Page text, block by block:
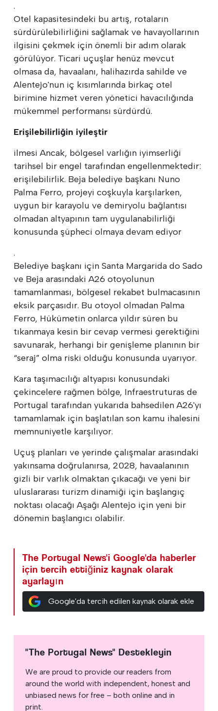
.
Otel kapasitesindeki bu artış, rotaların
sürdürülebilirliğini sağlamak ve havayollarının
ilgisini çekmek için önemli bir adım olarak
görülüyor. Ticari uçuşlar henüz mevcut
olmasa da, havaalanı, halihazırda sahilde ve
Alentejo'nun iç kısımlarında birkaç otel
birimine hizmet veren yönetici havacılığında
mükemmel performansı sürdürdü.
Erişilebilirliğin iyileştir
ilmesi Ancak, bölgesel varlığın iyimserliği
tarihsel bir engel tarafından engellenmektedir:
erişilebilirlik. Beja belediye başkanı Nuno
Palma Ferro, projeyi coşkuyla karşılarken,
uygun bir karayolu ve demiryolu bağlantısı
olmadan altyapının tam uygulanabilirliği
konusunda şüpheci olmaya devam ediyor
.
Belediye başkanı için Santa Margarida do Sado
ve Beja arasındaki A26 otoyolunun
tamamlanması, bölgesel rekabet bulmacasının
eksik parçasıdır. Bu otoyol olmadan Palma
Ferro, Hükümetin onlarca yıldır süren bu
tıkanmaya kesin bir cevap vermesi gerektiğini
savunarak, herhangi bir genişleme planının bir
“seraj” olma riski olduğu konusunda uyarıyor.
Kara taşımacılığı altyapısı konusundaki
çekincelere rağmen bölge, Infraestruturas de
Portugal tarafından yukarıda bahsedilen A26'yı
tamamlamak için başlatılan son kamu ihalesini
memnuniyetle karşılıyor.
Uçuş planları ve yerinde çalışmalar arasındaki
yakınsama doğrulanırsa, 2028, havaalanının
gizli bir varlık olmaktan çıkacağı ve yeni bir
uluslararası turizm dinamiği için başlangıç
noktası olacağı Aşağı Alentejo için yeni bir
dönemin başlangıcı olabilir.
The Portugal News'i Google'da haberler
için tercih ettiğiniz kaynak olarak
ayarlayın
Google'da tercih edilen kaynak olarak ekle
"The Portugal News" Destekleyin
We are proud to provide our readers from
around the world with independent, honest and
unbiased news for free – both online and in
print.